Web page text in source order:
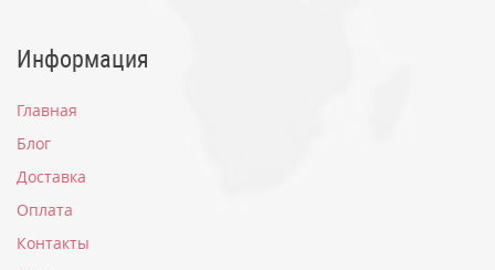
Информация
Главная
Блог
Доставка
Оплата
Контакты